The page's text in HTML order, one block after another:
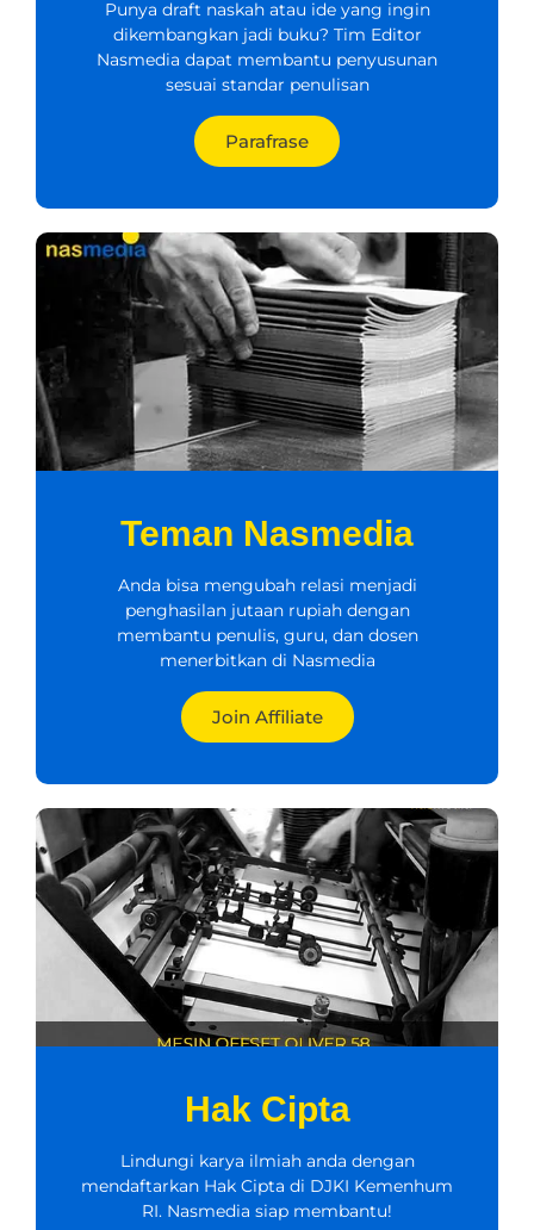
Punya draft naskah atau ide yang ingin
dikembangkan jadi buku? Tim Editor
Nasmedia dapat membantu penyusunan
sesuai standar penulisan
Parafrase
Teman Nasmedia
Anda bisa mengubah relasi menjadi
penghasilan jutaan rupiah dengan
membantu penulis, guru, dan dosen
menerbitkan di Nasmedia
Join Affiliate
Hak Cipta
Lindungi karya ilmiah anda dengan
mendaftarkan Hak Cipta di DJKI Kemenhum
RI. Nasmedia siap membantu!